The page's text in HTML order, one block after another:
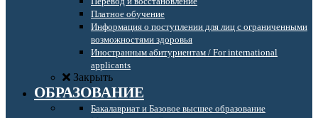
Платное обучение
Информация о поступлении для лиц с ограниченными
возможностями здоровья
Иностранным абитуриентам / For international
applicants
Закрыть
ОБРАЗОВАНИЕ
Бакалавриат и Базовое высшее образование